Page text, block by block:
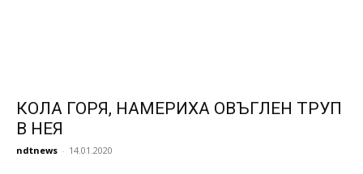
КОЛА ГОРЯ, НАМЕРИХА ОВЪГЛЕН ТРУП
В НЕЯ
ndtnews - 14.01.2020